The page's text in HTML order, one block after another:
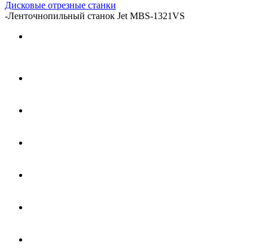
Дисковые отрезные станки
-Ленточнопильный станок Jet MBS-1321VS